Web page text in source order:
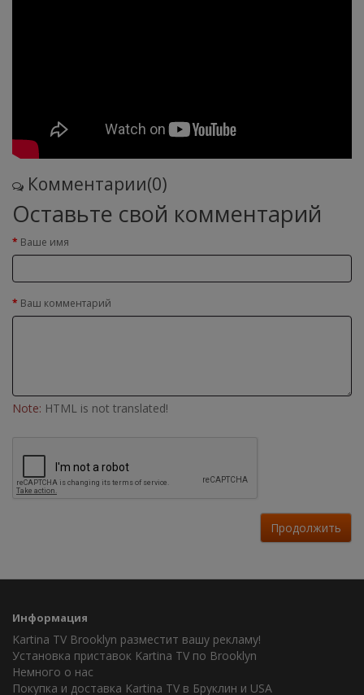
Комментарии(0)
Оставьте свой комментарий
Ваше имя
Ваш комментарий
Note: HTML is not translated!
Продолжить
Информация
Kartina TV Brooklyn разместит вашу рекламу!
Установка приставок Kartina TV по Brooklyn
Немного о нас
Покупка и доставка Kartina TV в Бруклин и USA